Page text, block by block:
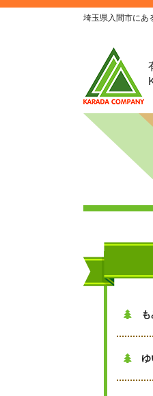
埼玉県入間市にあ

